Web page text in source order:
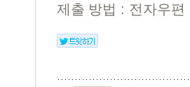
제출 방법 : 전자우편